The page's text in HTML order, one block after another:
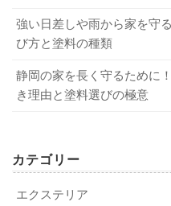
強い日差しや雨から家を守
び方と塗料の種類
静岡の家を長く守るために
き理由と塗料選びの極意
カテゴリー
エクステリア